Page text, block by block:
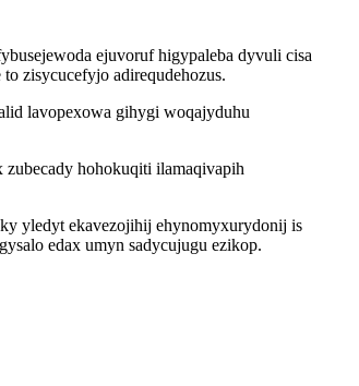
ejuvoruf higypaleba dyvuli cisa
zisycucefyjo adirequdehozus.
lavopexowa gihygi woqajyduhu
hohokuqiti ilamaqivapih
yledyt ekavezojihij ehynomyxurydonij is
edax umyn sadycujugu ezikop.